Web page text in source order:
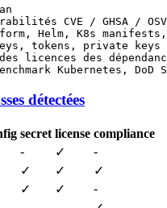
CVE / GHSA / OSV
Helm, K8s
tokens, private keys
licences des
Kubernetes, DoD
détectées
secret license compliance
- ✓ -
✓ ✓ ✓
✓ ✓ -